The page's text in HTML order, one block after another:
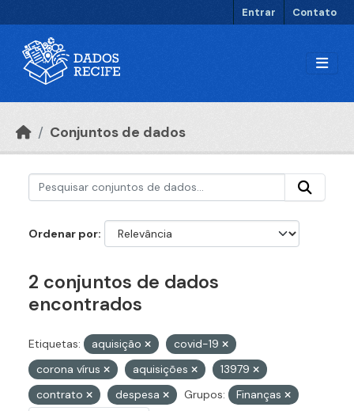
Entrar Contato
Conjuntos de dados
Ordenar por
2 conjuntos de dados
encontrados
Etiquetas: aquisição
covid-19
corona vírus
aquisições
13979
contrato
despesa Grupos:
Finanças